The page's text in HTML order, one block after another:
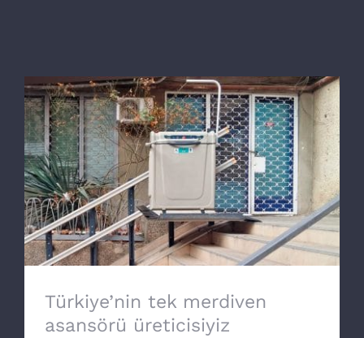
Türkiye’nin tek merdiven asansörü
üreticisiyiz
Türkiye’nin tek merdiven
asansörü üreticisiyiz